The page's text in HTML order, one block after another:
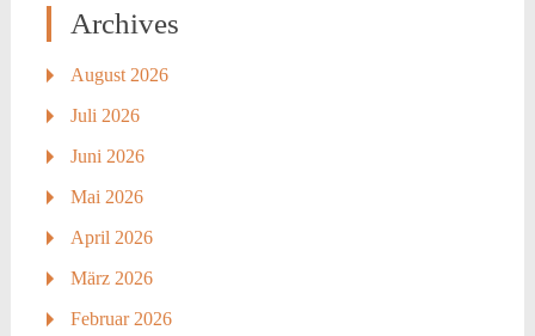
Archives
August 2026
Juli 2026
Juni 2026
Mai 2026
April 2026
März 2026
Februar 2026